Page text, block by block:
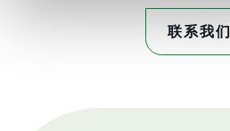
联系我们